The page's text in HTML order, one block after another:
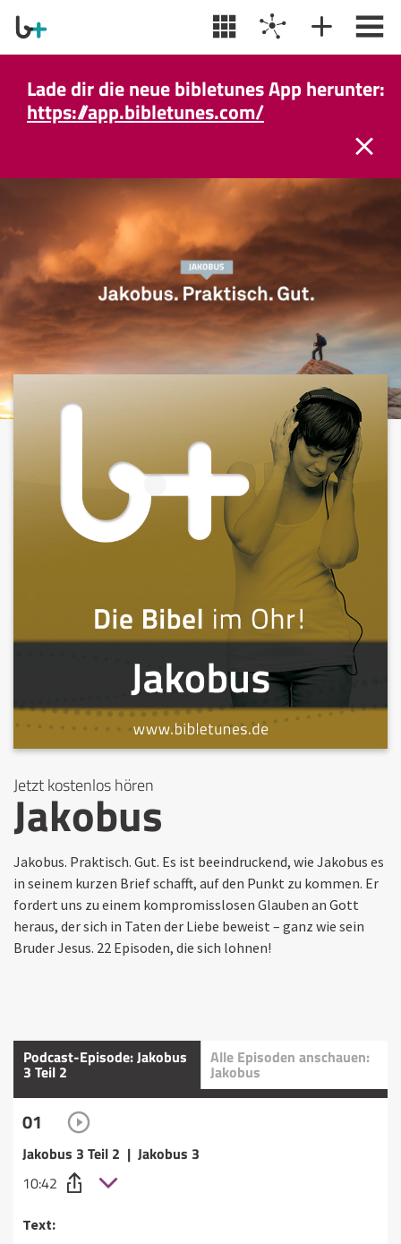
Lade dir die neue bibletunes App herunter:
https://app.bibletunes.com/
Jetzt kostenlos hören
Jakobus
Jakobus. Praktisch. Gut. Es ist beeindruckend, wie Jakobus es
in seinem kurzen Brief schafft, auf den Punkt zu kommen. Er
fordert uns zu einem kompromisslosen Glauben an Gott
heraus, der sich in Taten der Liebe beweist – ganz wie sein
Bruder Jesus. 22 Episoden, die sich lohnen!
Podcast-Episode: Jakobus
3 Teil 2
Alle Episoden anschauen:
Jakobus
01
Jakobus 3 Teil 2 | Jakobus 3
10:42
Text: